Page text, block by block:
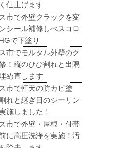
仕上げます
市で外壁クラックを変
シール補修しべスコロ
で下塗り
市でモルタル外壁のク
！縦のひび割れと出隅
め直します
市で軒天の防カビ塗
れと継ぎ目のシーリン
施しました！
市で外壁・屋根・付帯
に高圧洗浄を実施！汚